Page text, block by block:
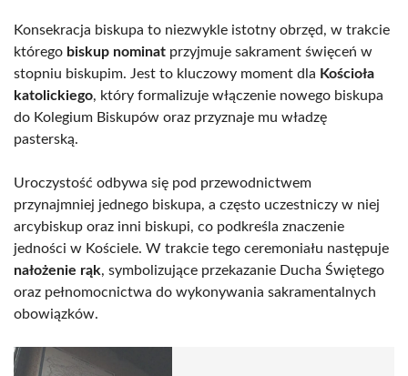
Konsekracja biskupa to niezwykle istotny obrzęd, w trakcie
którego biskup nominat przyjmuje sakrament święceń w
stopniu biskupim. Jest to kluczowy moment dla Kościoła
katolickiego, który formalizuje włączenie nowego biskupa
do Kolegium Biskupów oraz przyznaje mu władzę
pasterską.
Uroczystość odbywa się pod przewodnictwem
przynajmniej jednego biskupa, a często uczestniczy w niej
arcybiskup oraz inni biskupi, co podkreśla znaczenie
jedności w Kościele. W trakcie tego ceremoniału następuje
nałożenie rąk, symbolizujące przekazanie Ducha Świętego
oraz pełnomocnictwa do wykonywania sakramentalnych
obowiązków.